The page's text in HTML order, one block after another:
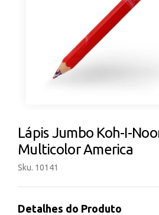
Lápis Jumbo Koh-I-
Multicolor America
Sku. 10141
Detalhes do Produto